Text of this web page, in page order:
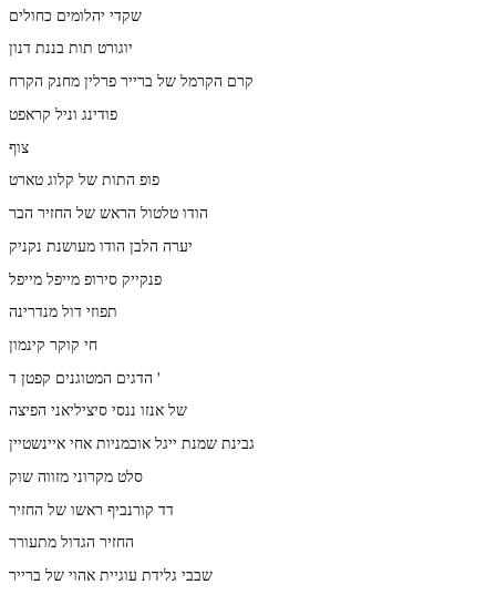
שקדי יהלומים כחולים
יוגורט תות בננת דנון
קרם הקרמל של ברייר פרלין מחנק הקרח
פודינג וניל קראפט
צוף
פופ התות של קלוג טארט
הודו טלטול הראש של החזיר הבר
יערה הלבן הודו מעושנת נקניק
פנקייק סירופ מייפל מייפל
תפוזי דול מנדרינה
חי קוקר קינמון
הדגים המטוגנים קפטן ד '
של אנזו ננסי סיציליאני הפיצה
גבינת שמנת ייגל אוכמניות אחי איינשטיין
סלט מקרוני מזווה שוק
דד קורנביף ראשו של החזיר
החזיר הגדול מתעורר
שבבי גלידת עוגיית אהוי של ברייר